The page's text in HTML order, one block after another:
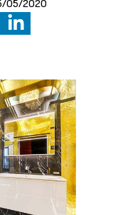
05/2020